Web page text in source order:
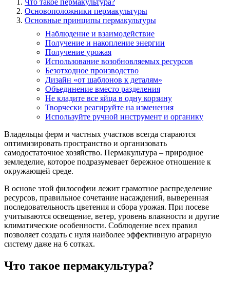
Основоположники пермакультуры
Основные принципы пермакультуры
Наблюдение и взаимодействие
Получение и накопление энергии
Получение урожая
Использование возобновляемых ресурсов
Безотходное производство
Дизайн «от шаблонов к деталям»
Объединение вместо разделения
Не кладите все яйца в одну корзину
Творчески реагируйте на изменения
Используйте ручной инструмент и органику
Владельцы ферм и частных участков всегда стараются
оптимизировать пространство и организовать
самодостаточное хозяйство. Пермакультура – природное
земледелие, которое подразумевает бережное отношение к
окружающей среде.
В основе этой философии лежит грамотное распределение
ресурсов, правильное сочетание насаждений, выверенная
последовательность цветения и сбора урожая. При посеве
учитываются освещение, ветер, уровень влажности и другие
климатические особенности. Соблюдение всех правил
позволяет создать с нуля наиболее эффективную аграрную
систему даже на 6 сотках.
Что такое пермакультура?